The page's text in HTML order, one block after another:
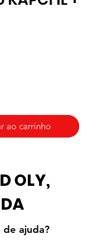
ao carrinho
OLY,
de ajuda?